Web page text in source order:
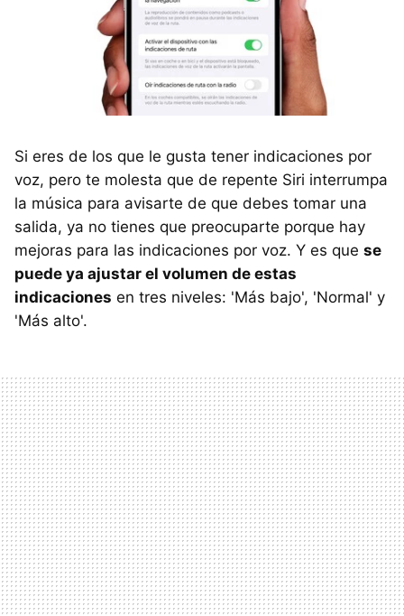
Si eres de los que le gusta tener indicaciones por
voz, pero te molesta que de repente Siri interrumpa
la música para avisarte de que debes tomar una
salida, ya no tienes que preocuparte porque hay
mejoras para las indicaciones por voz. Y es que se
puede ya ajustar el volumen de estas
indicaciones en tres niveles: 'Más bajo', 'Normal' y
'Más alto'.